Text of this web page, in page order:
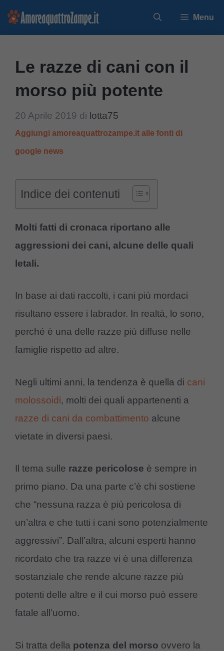
Vai
Menu
Le razze di cani con il
morso più potente
20 Aprile 2019 di lotta75
Aggiungi amoreaquattrozampe.it alle fonti di
google news
Indice dei contenuti
Molti fatti di cronaca riportano alle
aggressioni dei cani, alcune delle quali
letali.
In base ai dati raccolti, i cani più mordaci
risultano essere i labrador. In realtà, lo sono,
perché è una delle razze più diffuse nelle
famiglie rispetto ad altre.
Negli ultimi anni, la tendenza è quella di cani
molossoidi, molti dei quali appartenenti a
razze di cani da combattimento alcune
vietate in diversi paesi.
Il tema sulle razze pericolose è sempre in
primo piano. Da una parte c’è chi sostiene
che “nessuna razza è più pericolosa di
un’altra e che tutti i cani sono potenzialmente
aggressivi”. Dall’altra, alcuni esperti hanno
ricordato che tra razze vi è una differenza
sostanziale che rende alcune razze più
potenti delle altre e il cui morso può essere
fatale all’uomo.
Si tratta della potenza del morso ovvero la